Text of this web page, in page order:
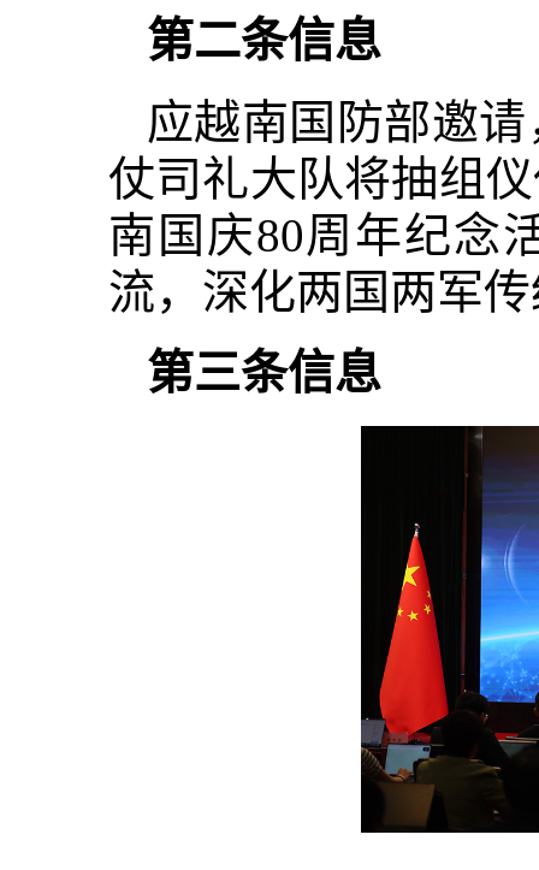
第二条信息
应越南国防部邀
仗司礼大队将抽组
南国庆80周年纪念
流，深化两国两军
第三条信息